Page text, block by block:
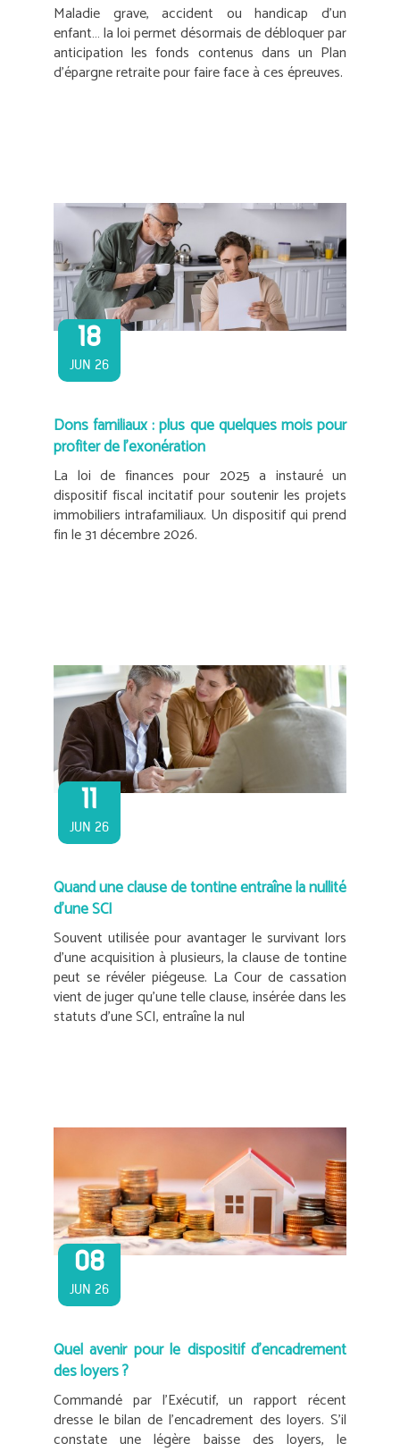
Maladie grave, accident ou handicap d’un
enfant… la loi permet désormais de débloquer par
anticipation les fonds contenus dans un Plan
d’épargne retraite pour faire face à ces épreuves.
18
JUN 26
Dons familiaux : plus que quelques mois pour
profiter de l’exonération
La loi de finances pour 2025 a instauré un
dispositif fiscal incitatif pour soutenir les projets
immobiliers intrafamiliaux. Un dispositif qui prend
fin le 31 décembre 2026.
11
JUN 26
Quand une clause de tontine entraîne la nullité
d’une SCI
Souvent utilisée pour avantager le survivant lors
d’une acquisition à plusieurs, la clause de tontine
peut se révéler piégeuse. La Cour de cassation
vient de juger qu’une telle clause, insérée dans les
statuts d’une SCI, entraîne la nul
08
JUN 26
Quel avenir pour le dispositif d’encadrement
des loyers ?
Commandé par l’Exécutif, un rapport récent
dresse le bilan de l’encadrement des loyers. S’il
constate une légère baisse des loyers, le